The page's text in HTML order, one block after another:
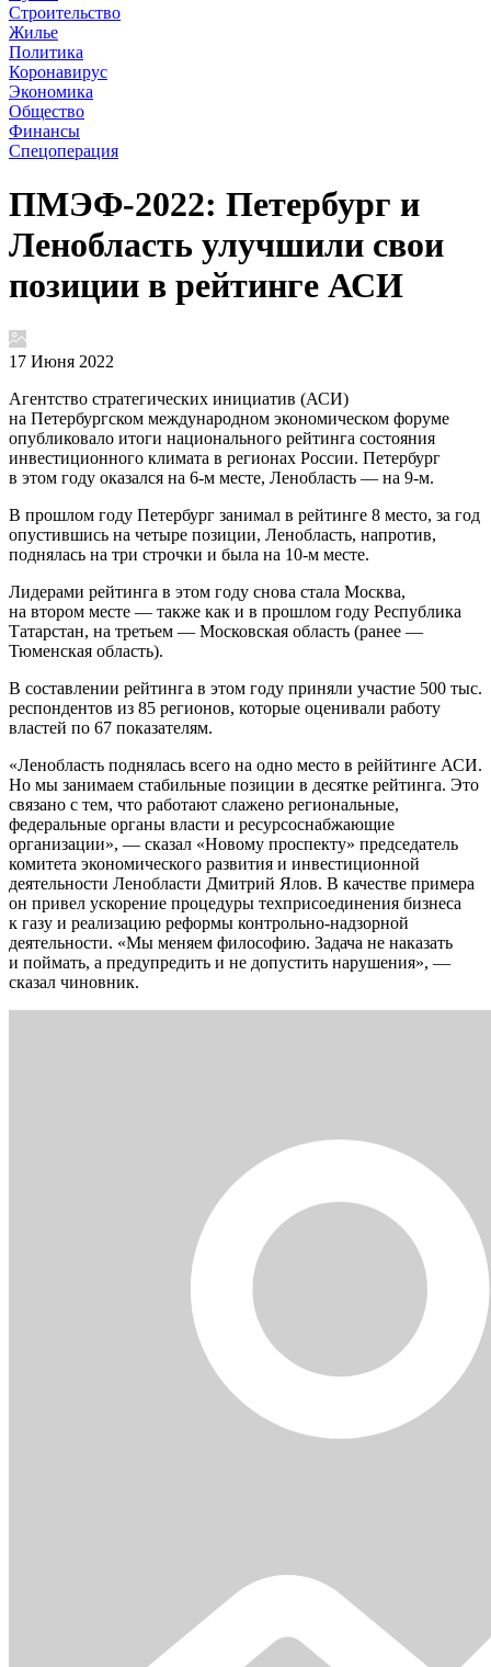
Строительство
Жилье
Политика
Коронавирус
Экономика
Общество
Финансы
Спецоперация
ПМЭФ-2022: Петербург и
Ленобласть улучшили свои
позиции в рейтинге АСИ
17 Июня 2022
Агентство стратегических инициатив (АСИ)
на Петербургском международном экономическом форуме
опубликовало итоги национального рейтинга состояния
инвестиционного климата в регионах России. Петербург
в этом году оказался на 6-м месте, Ленобласть — на 9-м.
В прошлом году Петербург занимал в рейтинге 8 место, за год
опустившись на четыре позиции, Ленобласть, напротив,
поднялась на три строчки и была на 10-м месте.
Лидерами рейтинга в этом году снова стала Москва,
на втором месте — также как и в прошлом году Республика
Татарстан, на третьем — Московская область (ранее —
Тюменская область).
В составлении рейтинга в этом году приняли участие 500 тыс.
респондентов из 85 регионов, которые оценивали работу
властей по 67 показателям.
«Ленобласть поднялась всего на одно место в реййтинге АСИ.
Но мы занимаем стабильные позиции в десятке рейтинга. Это
связано с тем, что работают слажено региональные,
федеральные органы власти и ресурсоснабжающие
организации», — сказал «Новому проспекту» председатель
комитета экономического развития и инвестиционной
деятельности Ленобласти Дмитрий Ялов. В качестве примера
он привел ускорение процедуры техприсоединения бизнеса
к газу и реализацию реформы контрольно-надзорной
деятельности. «Мы меняем философию. Задача не наказать
и поймать, а предупредить и не допустить нарушения», —
сказал чиновник.